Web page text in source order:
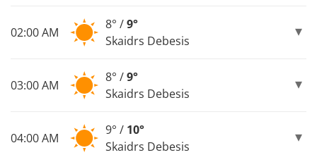
02:00 AM
8° /9°
Skaidrs Debesis
03:00 AM
8° /9°
Skaidrs Debesis
04:00 AM
9° / 10°
Skaidrs Debesis